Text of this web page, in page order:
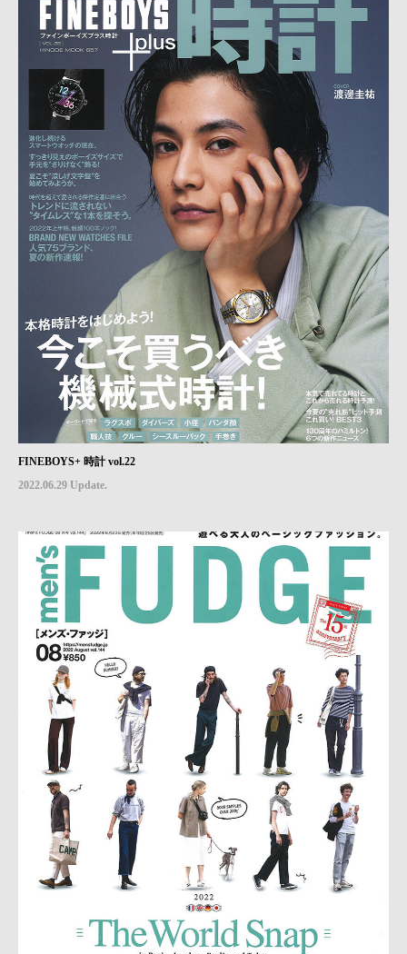
FINEBOYS+ 時計 vol.22
2022.06.29 Update.